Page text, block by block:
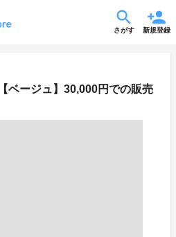
さがす 新規登録
ベージュ】30,000円での販売